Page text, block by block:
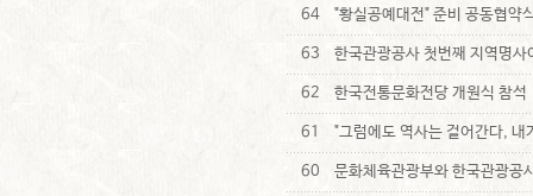
64 "황실공예대전" 준비 공동협약
63 한국관광공사 첫번째 지역명
62 한국전통문화전당 개원식 참석
61 "그럼에도 역사는 걸어간다, 내
60 문화체육관광부와 한국관광공